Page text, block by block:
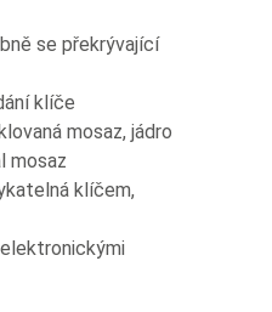
se překrývající
klíče
mosaz, jádro
mosaz
klíčem,